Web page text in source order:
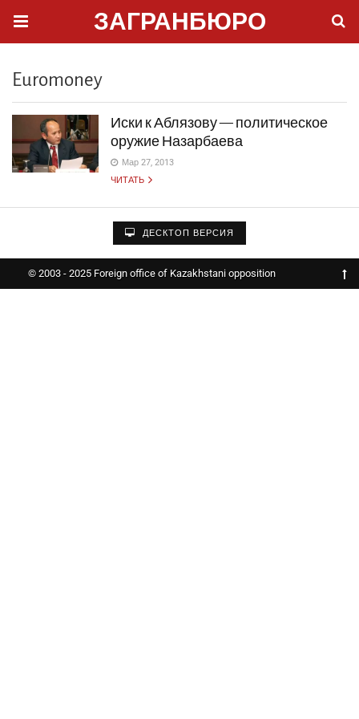
ЗАГРАНБЮРО
Euromoney
Иски к Аблязову — политическое
оружие Назарбаева
Мар 27, 2013
ЧИТАТЬ
ДЕСКТОП ВЕРСИЯ
© 2003 - 2025 Foreign office of Kazakhstani opposition